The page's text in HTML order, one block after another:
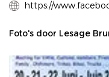
https://
Foto's door Lesage